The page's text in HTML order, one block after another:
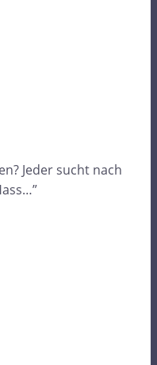
Jeder sucht nach